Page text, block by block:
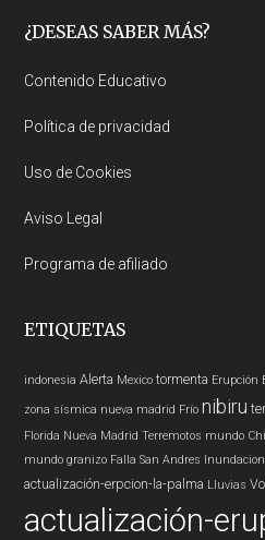
Footer
¿DESEAS SABER MÁS?
Contenido Educativo
Política de privacidad
Uso de Cookies
Aviso Legal
Programa de afiliado
ETIQUETAS
indonesia Alerta Mexico tormenta Erupción
zona sísmica nueva madrid Frío nibiru
Florida Nueva Madrid Terremotos mundo
mundo granizo Falla San Andres
actualización-erpcion-la-palma Lluvias
actualización-